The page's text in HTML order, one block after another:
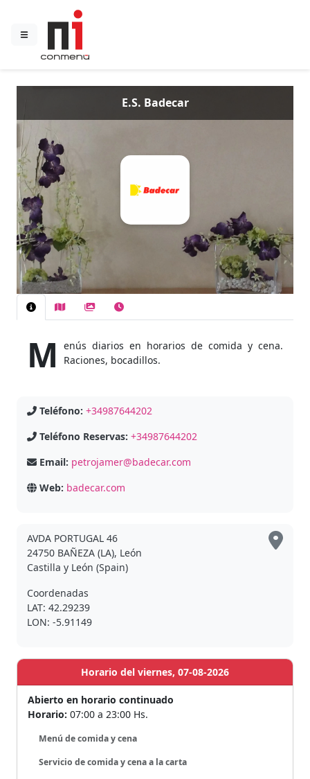
E.S. Badecar
M
enús diarios en horarios de comida y cena.
Raciones, bocadillos.
Teléfono: +34987644202
Teléfono Reservas: +34987644202
Email: petrojamer@badecar.com
Web: badecar.com
AVDA PORTUGAL 46
24750 BAÑEZA (LA), León
Castilla y León (Spain)
Coordenadas
LAT: 42.29239
LON: -5.91149
Horario del viernes, 07-08-2026
Abierto en horario continuado
Horario: 07:00 a 23:00 Hs.
Menú de comida y cena
Servicio de comida y cena a la carta